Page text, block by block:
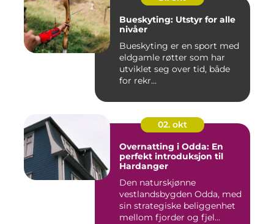
Bueskyting: Utstyr for alle
nivåer
Bueskyting er en sport med
eldgamle røtter som har
utviklet seg over tid, både
for rekr...
02. okt
Overnatting i Odda: En
perfekt introduksjon til
Hardanger
Den naturskjønne
vestlandsbygden Odda, med
sin strategiske beliggenhet
mellom fjorder og fjel...